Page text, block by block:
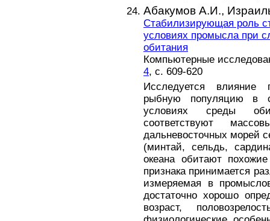
Абакумов А.И.,
Стабилизирующая роль
условиях промысла при
обитания
Компьютерные
4, с. 609-620
Исследуется влияние
рыбную популяцию в
условиях среды
соответствуют
дальневосточных морей
(минтай, сельдь,
океана обитают
признака принимается
измеряемая в
достаточно хорошо
возраст,